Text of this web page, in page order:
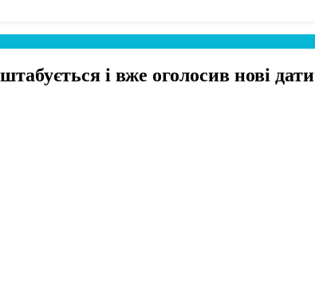
і вже оголосив нові дати